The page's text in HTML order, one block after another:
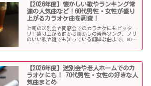
【2026年度】懐かしい歌やランキング常
連の人気曲など！60代男性・女性が盛り
上がるカラオケ曲を調査！
上司の送別会や同窓会でのカラオケにもピッタ
リ！盛り上がる曲から懐かしの青春ソング、ノリ
のいい歌や誰でも知っている簡単な曲まで、60代
でご紹介します！
【2026年度】送別会や老人ホームでのカ
ラオケにも！ 70代男性・女性の好きな人
気曲まとめ